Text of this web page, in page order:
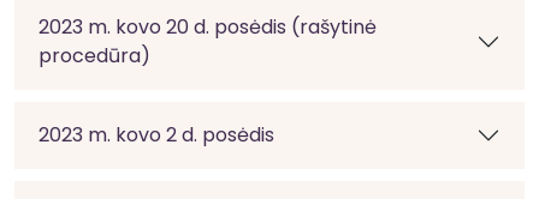
2023 m. kovo 20 d. posėdis (rašytinė
procedūra)
2023 m. kovo 2 d. posėdis